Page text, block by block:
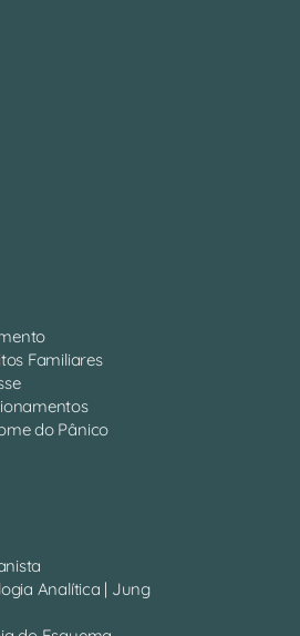
Familiares
do Pânico
Analítica | Jung